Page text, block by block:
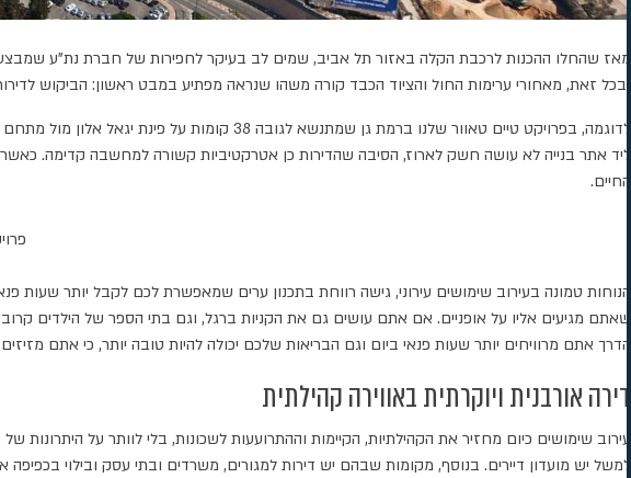
מאז שהחלו ההכנות לרכבת הקלה באזור תל אביב, שמים לב בעיקר לחפירות של חברת נת"ע
ובכל זאת, מאחורי ערימות החול והציוד הכבד קורה משהו שנראה מפתיע במבט ראשון: הביקוש
לדוגמה, בפרויקט טיים טאוור שלנו ברמת גן
ליד אתר בנייה לא עושה חשק לארוז, הסיבה שהדירות כן אטרקטיביות קשורה למחשבה קדימה. כאשר
החיים.
הנוחות טמונה בעירוב שימושים עירוני, גישה רווחת בתכנון ערים שמאפשרת לכם לקבל יותר
שאתם מגיעים אליו על אופניים. אם אתם עושים גם את הקניות ברגל, וגם בתי הספר של הילדים
הדרך אתם מרוויחים יותר שעות פנאי ביום וגם הבריאות שלכם יכולה להיות טובה יותר, כי אתם
דירה אורבנית ויוקרתית באווירה קהילתית
עירוב שימושים כיום מחזיר את הקהילתיות, הקיימות וההתרועעות לשכונות, בלי לוותר על
למשל יש מועדון דיירים. בנוסף, מקומות שבהם יש דירות למגורים, משרדים ובתי עסק ובילוי